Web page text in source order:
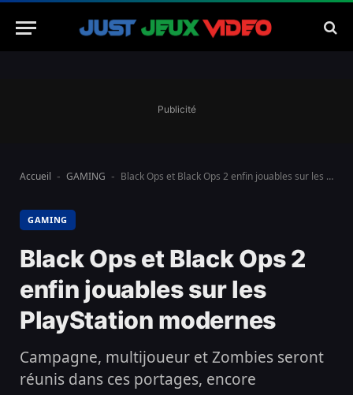
Publicité
Accueil - GAMING - Black Ops et Black Ops 2 enfin jouables sur les PlayStation modernes
GAMING
Black Ops et Black Ops 2
enfin jouables sur les
PlayStation modernes
Campagne, multijoueur et Zombies seront
réunis dans ces portages, encore